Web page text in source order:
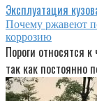
Эксплуатация
Почему ржавеют
коррозию
Пороги относятся
так как постоянно